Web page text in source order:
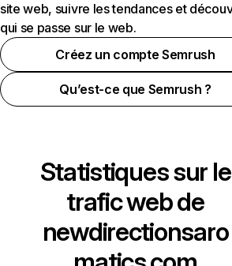
site web, suivre les tendances et
qui se passe sur le web.
Créez un compte Semrush
Qu’est-ce que Semrush ?
Statistiques sur le
trafic web de
newdirectionsaro